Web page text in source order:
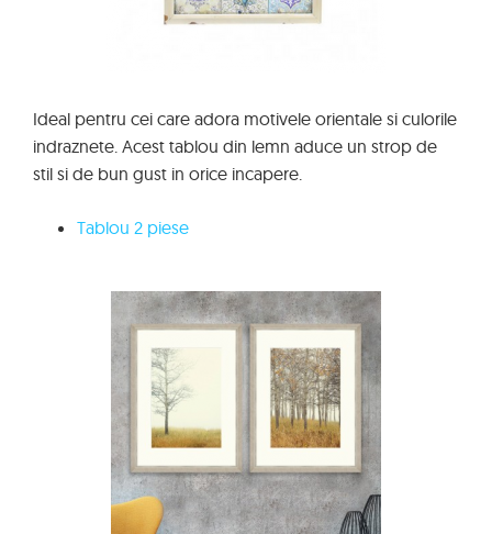
Ideal pentru cei care adora motivele orientale si culorile
indraznete. Acest tablou din lemn aduce un strop de
stil si de bun gust in orice incapere.
Tablou 2 piese